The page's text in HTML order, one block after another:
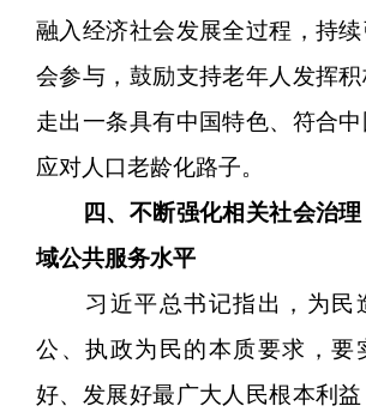
融入经济社会发展全过程，持
会参与，鼓励支持老年人发挥
走出一条具有中国特色、符合
应对人口老龄化路子。
四、不断强化相关社会治
域公共服务水平
习近平总书记指出，为民
公、执政为民的本质要求，要
好、发展好最广大人民根本利益